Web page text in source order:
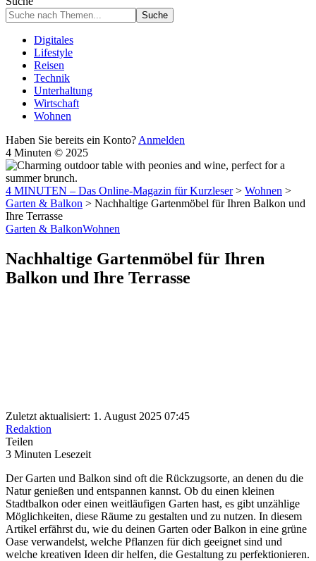
Digitales
Lifestyle
Reisen
Technik
Unterhaltung
Wirtschaft
Wohnen
Haben Sie bereits ein Konto? Anmelden
4 Minuten © 2025
4 MINUTEN – Das Online-Magazin für Kurzleser> Wohnen >
Garten & Balkon > Nachhaltige Gartenmöbel für Ihren Balkon und
Ihre Terrasse
Garten & BalkonWohnen
Nachhaltige Gartenmöbel für Ihren
Balkon und Ihre Terrasse
Zuletzt aktualisiert: 1. August 2025 07:45
Redaktion
Teilen
3 Minuten Lesezeit
Der Garten und Balkon sind oft die Rückzugsorte, an denen du die
Natur genießen und entspannen kannst. Ob du einen kleinen
Stadtbalkon oder einen weitläufigen Garten hast, es gibt unzählige
Möglichkeiten, diese Räume zu gestalten und zu nutzen. In diesem
Artikel erfährst du, wie du deinen Garten oder Balkon in eine grüne
Oase verwandelst, welche Pflanzen für dich geeignet sind und
welche kreativen Ideen dir helfen, die Gestaltung zu perfektionieren.